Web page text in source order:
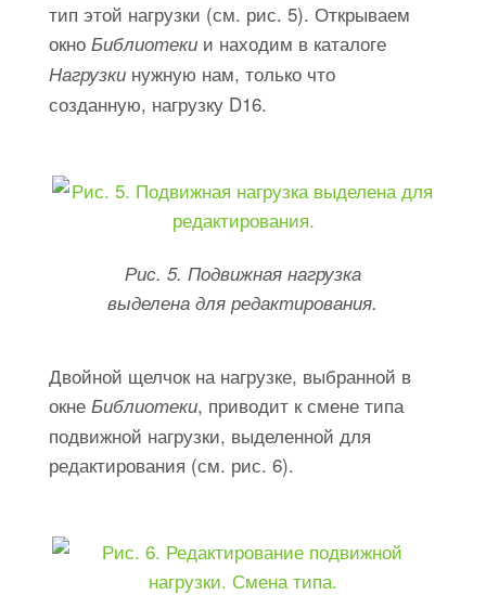
тип этой нагрузки (см. рис. 5). Открываем
окно Библиотеки и находим в каталоге
Нагрузки нужную нам, только что
созданную, нагрузку D16.
Рис. 5. Подвижная нагрузка
выделена для редактирования.
Двойной щелчок на нагрузке, выбранной в
окне Библиотеки, приводит к смене типа
подвижной нагрузки, выделенной для
редактирования (см. рис. 6).